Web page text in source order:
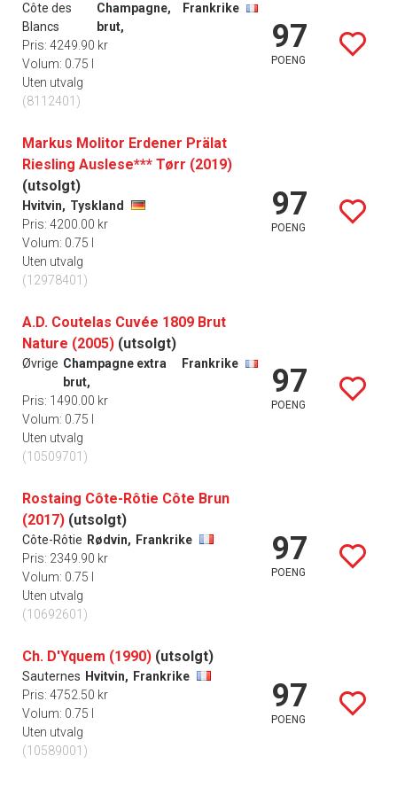
Côte des
Blancs
Champagne,
brut,
Frankrike
Pris: 4249.90 kr
Volum: 0.75 l
Uten utvalg
(8112401)
97
POENG
Markus Molitor Erdener Prälat
Riesling Auslese*** Tørr (2019)
(utsolgt)
Hvitvin, Tyskland
Pris: 4200.00 kr
Volum: 0.75 l
Uten utvalg
(12978401)
97
POENG
A.D. Coutelas Cuvée 1809 Brut
Nature (2005) (utsolgt)
Øvrige Champagne extra
brut,
Frankrike
Pris: 1490.00 kr
Volum: 0.75 l
Uten utvalg
(10509701)
97
POENG
Rostaing Côte-Rôtie Côte Brun
(2017) (utsolgt)
Côte-Rôtie Rødvin, Frankrike
Pris: 2349.90 kr
Volum: 0.75 l
Uten utvalg
(10692601)
97
POENG
Ch. D'Yquem (1990) (utsolgt)
Sauternes Hvitvin, Frankrike
Pris: 4752.50 kr
Volum: 0.75 l
Uten utvalg
(10589001)
97
POENG